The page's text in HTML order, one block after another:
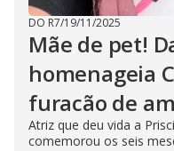
DO R7/19/11/2025
Mãe de pet!
homenageia
furacão de
Atriz que deu vida a
comemorou os seis